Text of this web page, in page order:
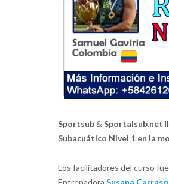
Sportsub& Sportalsub.net
Subacuático Nivel 1 en la
Los facilitadores del curso
Entrenadora Susana